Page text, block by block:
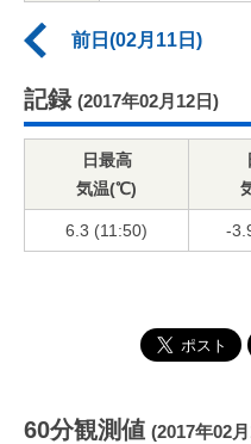
前日(02月11日)
記録 (2017年02月12日)
日最高
気温(℃)
6.3 (11:50) -
60分観測値 (2017年02